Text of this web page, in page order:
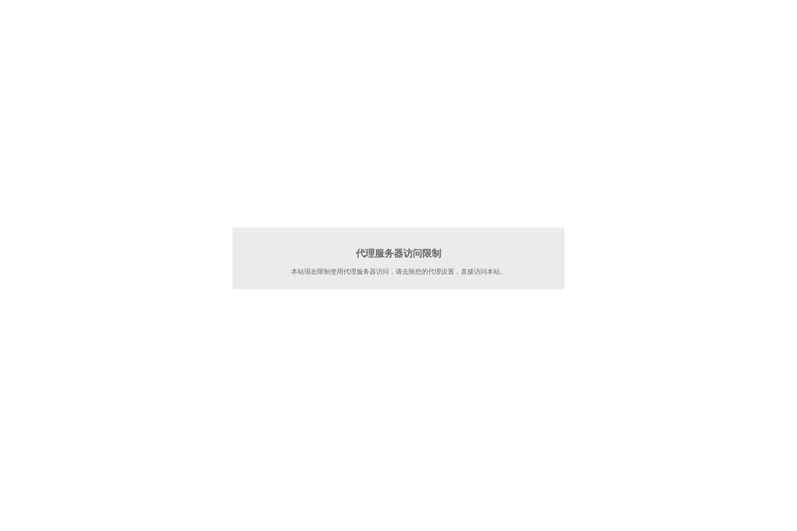
代理服务器访问限制
本站现在限制使用代理服务器访问，请去除您的代理设置，直接访问本站。